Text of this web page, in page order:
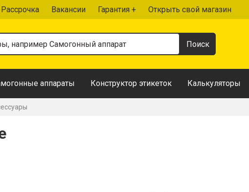
Рассрочка Вакансии Гарантия + Открыть свой магазин
аппараты Конструктор этикеток Калькуляторы